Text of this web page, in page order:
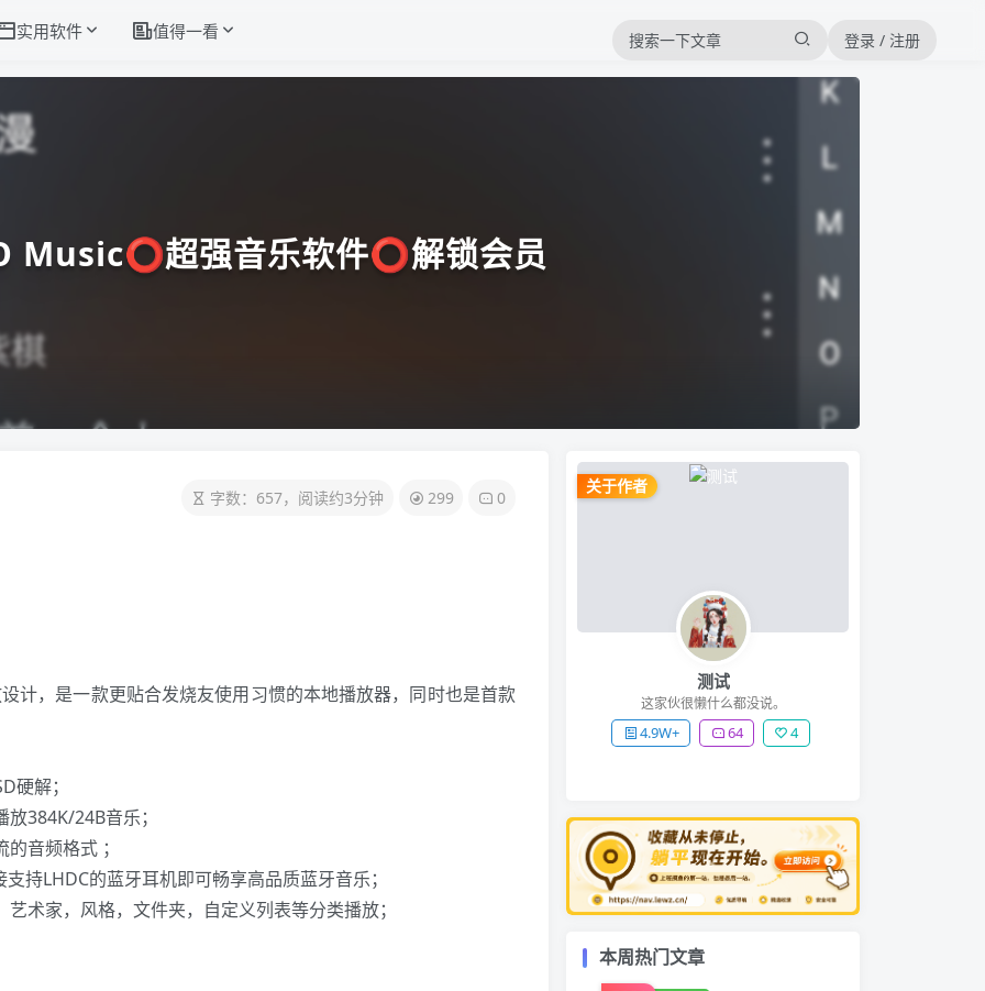
实用软件 值得一看 登录 / 注册
Music⭕超强音乐软件⭕解锁会员
字数：657，阅读约3分钟 299 0
计，是一款更贴合发烧友使用习惯的本地播放器，同时也是首款
硬解；
384K/24B音乐；
音频格式 ；
持LHDC的蓝牙耳机即可畅享高品质蓝牙音乐；
术家，风格，文件夹，自定义列表等分类播放；
关于作者
测试
这家伙很懒什么都没说。
4.9W+ 64 4
本周热门文章